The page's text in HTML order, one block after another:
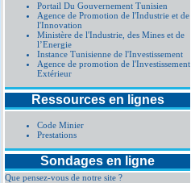
Portail Du Gouvernement Tunisien
Agence de Promotion de l'Industrie et de
l'Innovation
Ministère de l'Industrie, des Mines et de
l’Energie
Instance Tunisienne de l'Investissement
Agence de promotion de l'Investissement
Extérieur
Ressources en lignes
Code Minier
Prestations
Sondages en ligne
Que pensez-vous de notre site ?